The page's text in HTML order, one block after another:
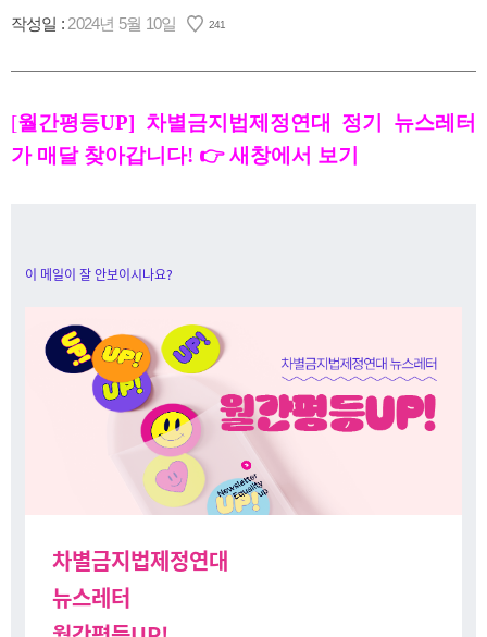
작성일 : 2024년 5월 10일 241
[월간평등UP] 차별금지법제정연대 정기 뉴스레터
가 매달 찾아갑니다! 👉 새창에서 보기